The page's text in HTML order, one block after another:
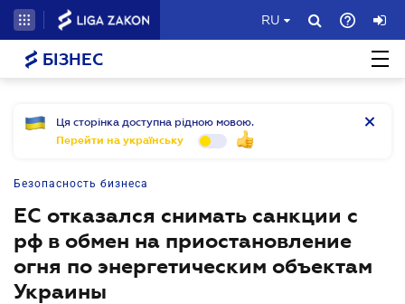
RU
БІЗНЕС
Ця сторінка доступна рідною мовою.
Перейти на українську
Безопасность бизнеса
ЕС отказался снимать санкции с
рф в обмен на приостановление
огня по энергетическим объектам
Украины